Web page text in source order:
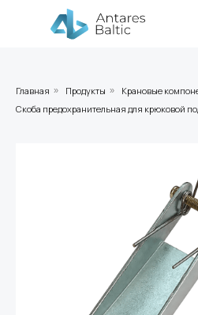
Главная » Продукты » Крановые
Скоба предохранительная для крюковой